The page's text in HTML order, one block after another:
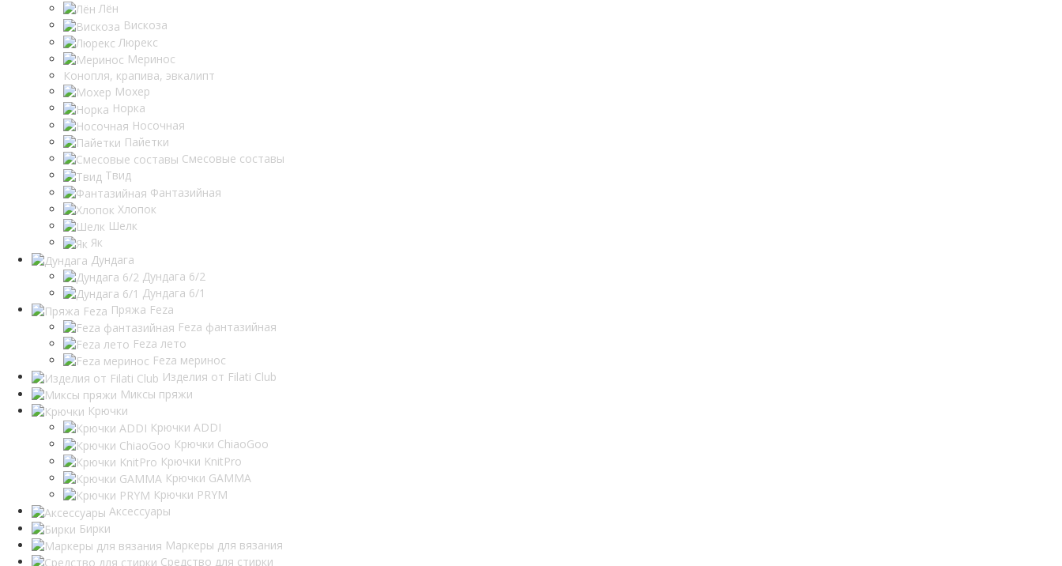
Лён
Вискоза
Люрекс
Меринос
Конопля, крапива, эвкалипт
Мохер
Норка
Носочная
Пайетки
Смесовые составы
Твид
Фантазийная
Хлопок
Шелк
Як
Дундага
Дундага 6/2
Дундага 6/1
Пряжа Feza
Feza фантазийная
Feza лето
Feza меринос
Изделия от Filati Club
Миксы пряжи
Крючки
Крючки ADDI
Крючки ChiaoGoo
Крючки KnitPro
Крючки GAMMA
Крючки PRYM
Аксессуары
Бирки
Маркеры для вязания
Средство для стирки